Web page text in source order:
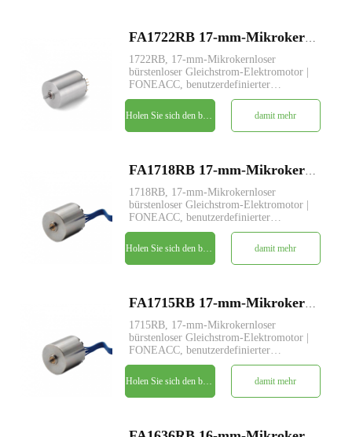
1722RB, 17-mm-Mikrokernloser
bürstenloser Gleichstrom-Elektromotor |
FONEACC, benutzerdefinierter
Parameterdienst verfügbar.
damit mehr
1718RB, 17-mm-Mikrokernloser
bürstenloser Gleichstrom-Elektromotor |
FONEACC, benutzerdefinierter
Parameterdienst verfügbar.
damit mehr
1715RB, 17-mm-Mikrokernloser
bürstenloser Gleichstrom-Elektromotor |
FONEACC, benutzerdefinierter
Parameterdienst verfügbar.
damit mehr